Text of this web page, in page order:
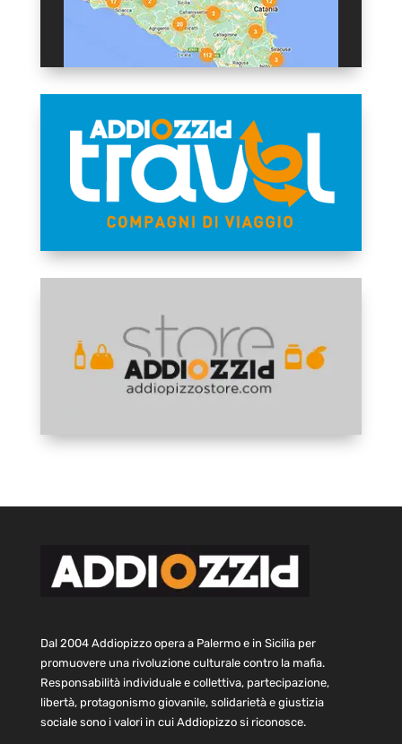
Dal 2004 Addiopizzo opera a Palermo e in Sicilia per
promuovere una rivoluzione culturale contro la mafia.
Responsabilità individuale e collettiva, partecipazione,
libertà, protagonismo giovanile, solidarietà e giustizia
sociale sono i valori in cui Addiopizzo si riconosce.